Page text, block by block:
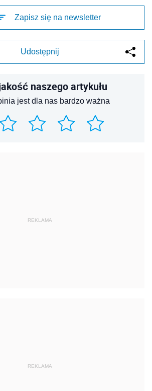
Zapisz się na newsletter
Udostępnij
naszego artykułu
jest dla nas bardzo ważna
REKLAMA
REKLAMA